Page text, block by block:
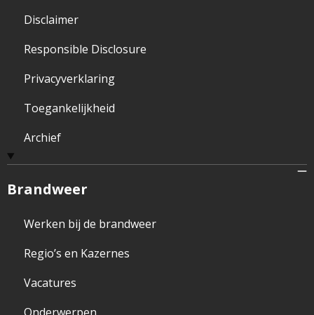
Disclaimer
Responsible Disclosure
Privacyverklaring
Toegankelijkheid
Archief
Brandweer
Werken bij de brandweer
Regio’s en Kazernes
Vacatures